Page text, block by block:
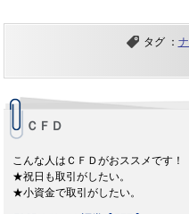
タグ ：
ＣＦＤ
こんな人はＣＦＤがおススメです！
★祝日も取引がしたい。
★小資金で取引がしたい。